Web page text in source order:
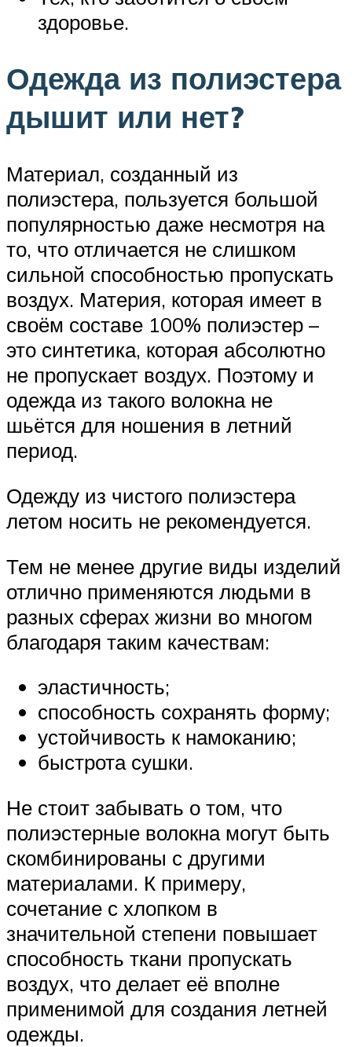
здоровье.
Одежда из полиэстера
дышит или нет?
Материал, созданный из
полиэстера, пользуется большой
популярностью даже несмотря на
то, что отличается не слишком
сильной способностью пропускать
воздух. Материя, которая имеет в
своём составе 100% полиэстер –
это синтетика, которая абсолютно
не пропускает воздух. Поэтому и
одежда из такого волокна не
шьётся для ношения в летний
период.
Одежду из чистого полиэстера
летом носить не рекомендуется.
Тем не менее другие виды изделий
отлично применяются людьми в
разных сферах жизни во многом
благодаря таким качествам:
эластичность;
способность сохранять форму;
устойчивость к намоканию;
быстрота сушки.
Не стоит забывать о том, что
полиэстерные волокна могут быть
скомбинированы с другими
материалами. К примеру,
сочетание с хлопком в
значительной степени повышает
способность ткани пропускать
воздух, что делает её вполне
применимой для создания летней
одежды.